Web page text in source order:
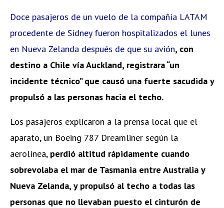
Doce pasajeros de un vuelo de la compañía LATAM
procedente de Sídney fueron hospitalizados el lunes
en Nueva Zelanda después de que su avión, con
destino a Chile vía Auckland, registrara “un
incidente técnico” que causó una fuerte sacudida y
propulsó a las personas hacia el techo.
Los pasajeros explicaron a la prensa local que el
aparato, un Boeing 787 Dreamliner según la
aerolínea, perdió altitud rápidamente cuando
sobrevolaba el mar de Tasmania entre Australia y
Nueva Zelanda, y propulsó al techo a todas las
personas que no llevaban puesto el cinturón de